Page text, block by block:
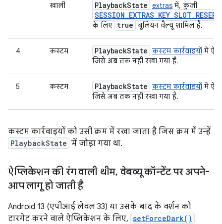
खाली PlaybackState extras में, कुंजी
के लिए true बूलियन वैल्यू शामिल है.
4 कस्टम PlaybackState कस्टम कार्रवाइयों में
जिसे अब तक नहीं रखा गया है.
5 कस्टम PlaybackState कस्टम कार्रवाइयों में
जिसे अब तक नहीं रखा गया है.
कस्टम कार्रवाइयों को उसी क्रम में रखा जाता है जिस क्रम में उन्हें
PlaybackState में जोड़ा गया था.
ऐप्लिकेशन की रंग वाली थीम, वेबव्यू कॉन्टेंट पर अपने-
आप लागू हो जाती है
Android 13 (एपीआई लेवल 33) या उसके बाद के वर्शन को
टारगेट करने वाले ऐप्लिकेशन के लिए, setForceDark()